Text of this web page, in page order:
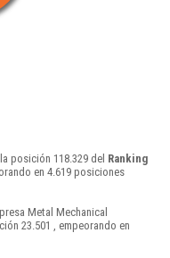
posición 118.329 del Ranking
en 4.619 posiciones
Metal Mechanical
23.501 , empeorando en